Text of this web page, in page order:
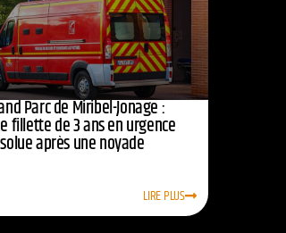
Parc de Miribel-Jonage :
fillette de 3 ans en urgence
après une noyade
LIRE PLUS